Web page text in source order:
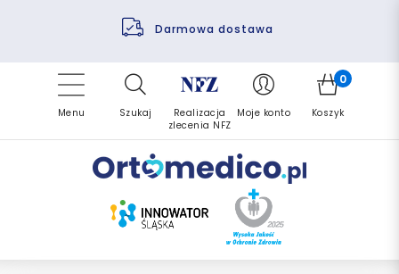
Darmowa dostawa
Pomoc fizjoterapeuty
Finansowanie PFRON
Refundacja NFZ
Zrealizuj zlecenie ponownie
Menu Szukaj
Realizacja
zlecenia NFZ
Moje konto
0
Koszyk